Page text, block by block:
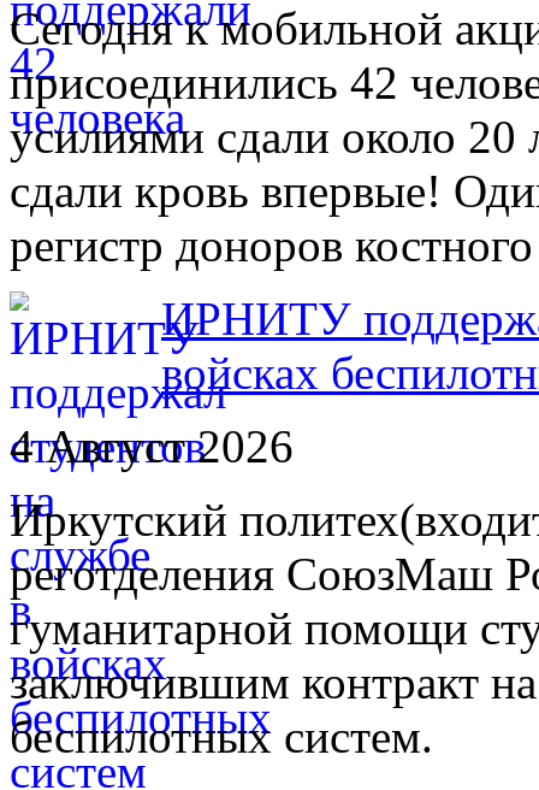
Сегодня к мобильной
присоединились 42
усилиями сдали около 20
сдали кровь впервые!
регистр доноров
ИРНИТУ
войсках
4 Август 2026
Иркутский
реготделения СоюзМаш
гуманитарной помощи
заключившим контракт
беспилотных систем.